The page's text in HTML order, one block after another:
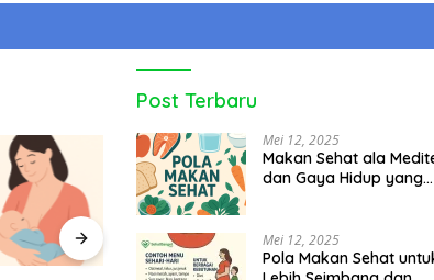
Post Terbaru
Mei 12, 2025
Makan Sehat ala
dan Gaya Hidup yang
Mei 12, 2025
Pola Makan Sehat